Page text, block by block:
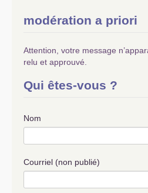
modération a priori
Attention, votre message
relu et approuvé.
Qui êtes-vous ?
Nom
Courriel (non publié)